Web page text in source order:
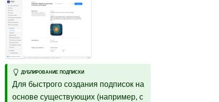
ДУБЛИРОВАНИЕ ПОДПИСКИ
Для быстрого создания подписок на
основе существующих (например, с